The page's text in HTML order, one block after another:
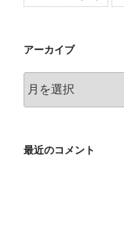
アーカイブ
ア
ー
イ
最近のコメント